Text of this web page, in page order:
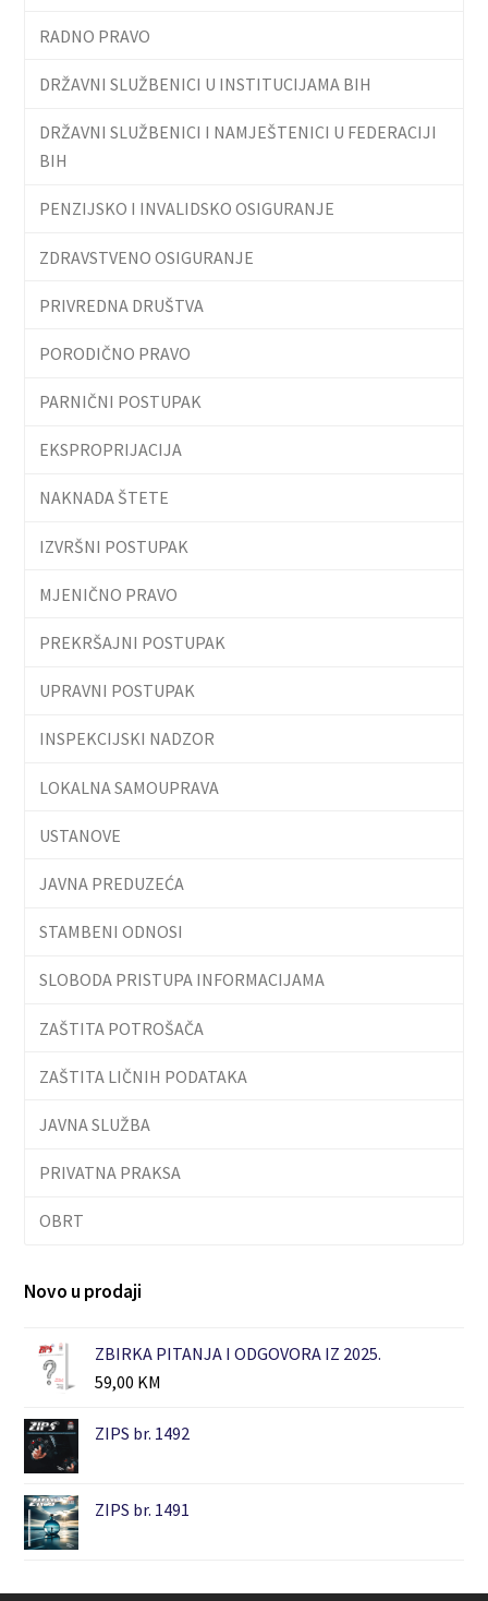
RADNO PRAVO
DRŽAVNI SLUŽBENICI U INSTITUCIJAMA BIH
DRŽAVNI SLUŽBENICI I NAMJEŠTENICI U FEDERACIJI
BIH
PENZIJSKO I INVALIDSKO OSIGURANJE
ZDRAVSTVENO OSIGURANJE
PRIVREDNA DRUŠTVA
PORODIČNO PRAVO
PARNIČNI POSTUPAK
EKSPROPRIJACIJA
NAKNADA ŠTETE
IZVRŠNI POSTUPAK
MJENIČNO PRAVO
PREKRŠAJNI POSTUPAK
UPRAVNI POSTUPAK
INSPEKCIJSKI NADZOR
LOKALNA SAMOUPRAVA
USTANOVE
JAVNA PREDUZEĆA
STAMBENI ODNOSI
SLOBODA PRISTUPA INFORMACIJAMA
ZAŠTITA POTROŠAČA
ZAŠTITA LIČNIH PODATAKA
JAVNA SLUŽBA
PRIVATNA PRAKSA
OBRT
Novo u prodaji
ZBIRKA PITANJA I ODGOVORA IZ 2025.
59,00 KM
ZIPS br. 1492
ZIPS br. 1491